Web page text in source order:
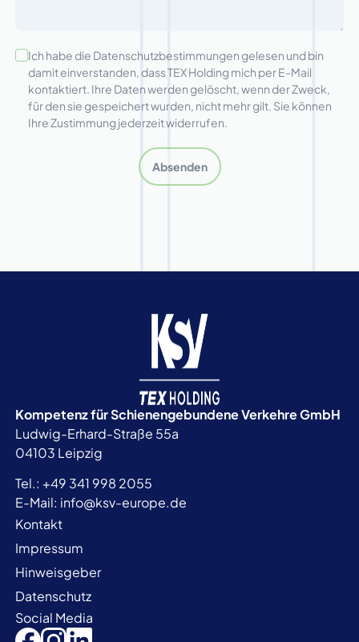
Ich habe die Datenschutzbestimmungen gelesen und bin
damit einverstanden, dass TEX Holding mich per E-Mail
kontaktiert. Ihre Daten werden gelöscht, wenn der Zweck,
für den sie gespeichert wurden, nicht mehr gilt. Sie können
Ihre Zustimmung jederzeit widerrufen.
Absenden
Kompetenz für SchienengebundeneVerkehre GmbH
Ludwig-Erhard-Straße 55a
04103 Leipzig
Tel.: +49 341 998 2055
E-Mail: info@ksv-europe.de
Kontakt
Impressum
Hinweisgeber
Datenschutz
Social Media